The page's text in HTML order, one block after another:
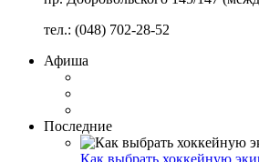
тел.: (048) 702-28-52
Афиша
Последние
Как выбрать хоккейную